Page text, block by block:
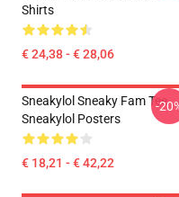
Shirts
€ 24,38 - € 28,06
Sneakylol Sneaky Fam Tee
Sneakylol Posters
€ 18,21 - € 42,22
-